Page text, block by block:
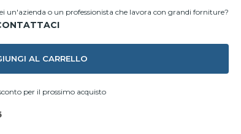
un'azienda o un professionista che lavora con grandi forniture?
AL CARRELLO
per il prossimo acquisto